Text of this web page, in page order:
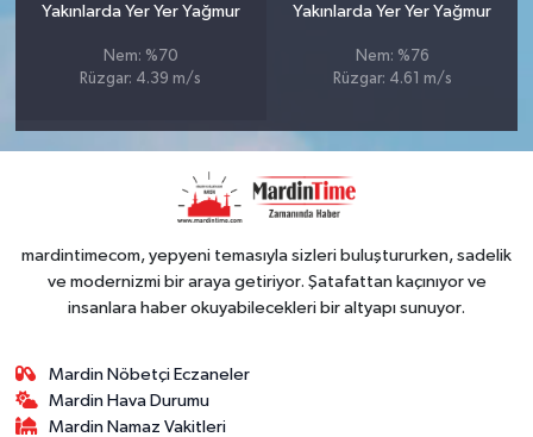
Yakınlarda Yer Yer Yağmur
Nem: %70
Rüzgar: 4.39 m/s
Yakınlarda Yer Yer Yağmur
Nem: %76
Rüzgar: 4.61 m/s
mardintimecom, yepyeni temasıyla sizleri buluştururken, sadelik
ve modernizmi bir araya getiriyor. Şatafattan kaçınıyor ve
insanlara haber okuyabilecekleri bir altyapı sunuyor.
Mardin Nöbetçi Eczaneler
Mardin Hava Durumu
Mardin Namaz Vakitleri